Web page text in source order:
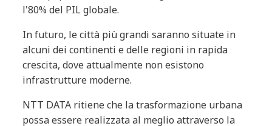
l'80% del PIL globale.
In futuro, le città più grandi saranno situate in
alcuni dei continenti e delle regioni in rapida
crescita, dove attualmente non esistono
infrastrutture moderne.
NTT DATA ritiene che la trasformazione urbana
possa essere realizzata al meglio attraverso la